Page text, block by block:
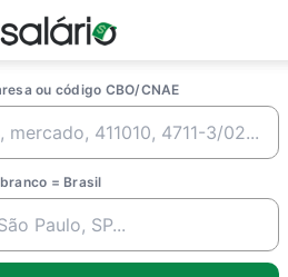
ou código CBO/CNAE
branco = Brasil